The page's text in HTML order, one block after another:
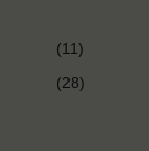
(11)
(28)